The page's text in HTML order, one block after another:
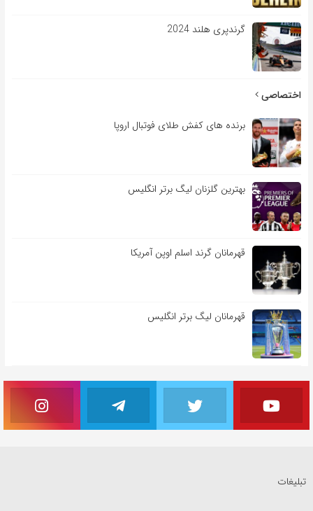
گرندپری هلند 2024
اختصاصی
برنده های کفش طلای فوتبال اروپا
بهترین گلزنان لیگ برتر انگلیس
قهرمانان گرند اسلم اوپن آمریکا
قهرمانان لیگ برتر انگلیس
تبلیغات